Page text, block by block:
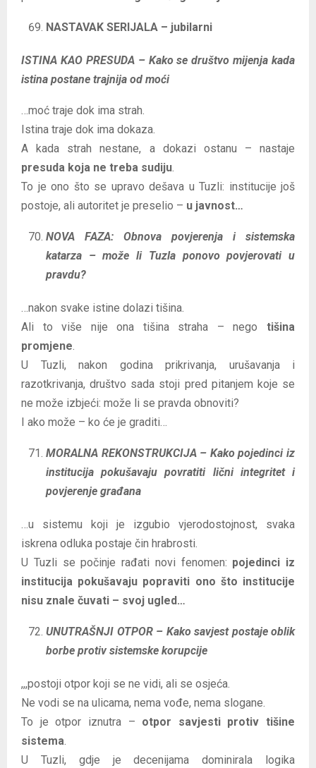
NASTAVAK SERIJALA – jubilarni
ISTINA KAO PRESUDA – Kako se društvo mijenja kada
istina postane trajnija od moći
…moć traje dok ima strah.
Istina traje dok ima dokaza.
A kada strah nestane, a dokazi ostanu – nastaje
presuda koja ne treba sudiju.
To je ono što se upravo dešava u Tuzli: institucije još
postoje, ali autoritet je preselio – u javnost…
NOVA FAZA: Obnova povjerenja i sistemska
katarza – može li Tuzla ponovo povjerovati u
pravdu?
…nakon svake istine dolazi tišina.
Ali to više nije ona tišina straha – nego tišina
promjene.
U Tuzli, nakon godina prikrivanja, urušavanja i
razotkrivanja, društvo sada stoji pred pitanjem koje se
ne može izbjeći: može li se pravda obnoviti?
I ako može – ko će je graditi…
MORALNA REKONSTRUKCIJA – Kako pojedinci iz
institucija pokušavaju povratiti lični integritet i
povjerenje građana
…u sistemu koji je izgubio vjerodostojnost, svaka
iskrena odluka postaje čin hrabrosti.
U Tuzli se počinje rađati novi fenomen: pojedinci iz
institucija pokušavaju popraviti ono što institucije
nisu znale čuvati – svoj ugled…
UNUTRAŠNJI OTPOR – Kako savjest postaje oblik
borbe protiv sistemske korupcije
,,,postoji otpor koji se ne vidi, ali se osjeća.
Ne vodi se na ulicama, nema vođe, nema slogane.
To je otpor iznutra – otpor savjesti protiv tišine
sistema.
U Tuzli, gdje je decenijama dominirala logika